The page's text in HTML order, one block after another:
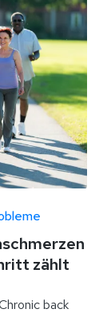
zählt
back